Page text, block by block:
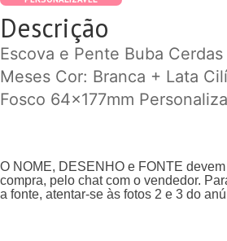
Descrição
Escova e Pente Buba
Meses Cor: Branca + Lata
Fosco 64x177mm
O NOME, DESENHO e FONTE
compra, pelo chat com o vendedor.
a fonte, atentar-se às fotos 2 e 3 do